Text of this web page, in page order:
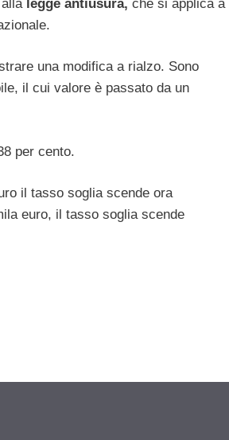
legge antiusura, che si applica a
una modifica a rialzo. Sono
il cui valore è passato da un
per cento.
il tasso soglia scende ora
euro, il tasso soglia scende